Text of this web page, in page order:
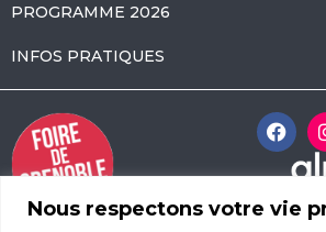
Nous respectons votre vie
PROGRAMME 2026
INFOS PRATIQUES